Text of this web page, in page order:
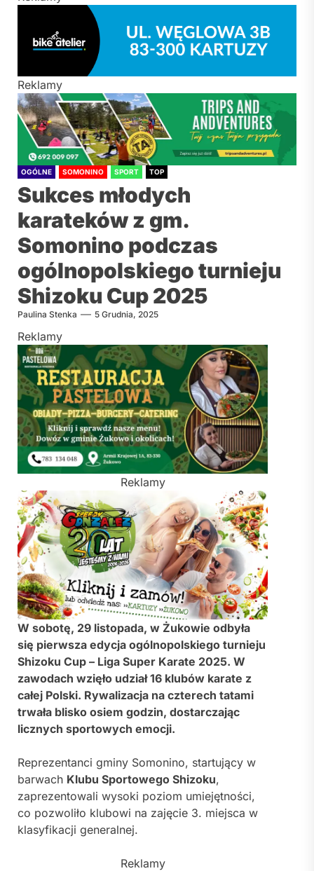
Reklamy
OGÓLNE SOMONINO SPORT TOP
Sukces młodych
karateków z gm.
Somonino podczas
ogólnopolskiego turnieju
Shizoku Cup 2025
Paulina Stenka 5 Grudnia, 2025
Reklamy
Reklamy
W sobotę, 29 listopada, w Żukowie odbyła
się pierwsza edycja ogólnopolskiego turnieju
Shizoku Cup – Liga Super Karate 2025. W
zawodach wzięło udział 16 klubów karate z
całej Polski. Rywalizacja na czterech tatami
trwała blisko osiem godzin, dostarczając
licznych sportowych emocji.
Reprezentanci gminy Somonino, startujący w
barwach Klubu Sportowego Shizoku,
zaprezentowali wysoki poziom umiejętności,
co pozwoliło klubowi na zajęcie 3. miejsca w
klasyfikacji generalnej.
Reklamy